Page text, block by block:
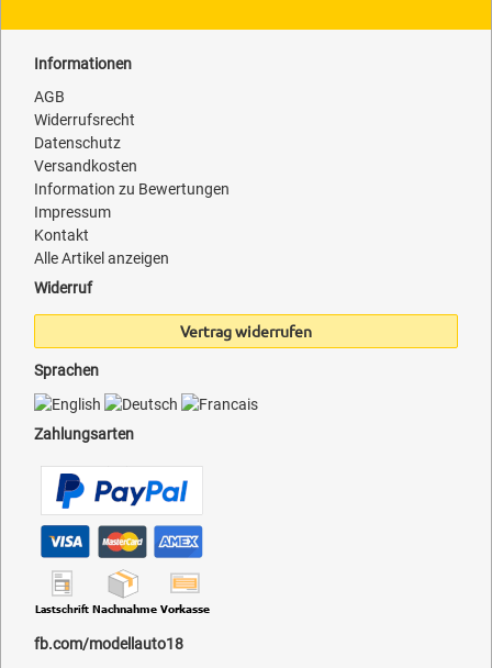
Informationen
AGB
Widerrufsrecht
Datenschutz
Versandkosten
Information zu Bewertungen
Impressum
Kontakt
Alle Artikel anzeigen
Widerruf
Vertrag widerrufen
Sprachen
Zahlungsarten
fb.com/modellauto18